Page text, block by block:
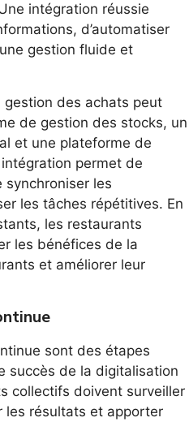
intégration réussie
d’automatiser
gestion fluide et
gestion des achats peut
de gestion des stocks, un
et une plateforme de
permet de
synchroniser les
les tâches répétitives. En
les restaurants
les bénéfices de la
et améliorer leur
sont des étapes
succès de la digitalisation
collectifs doivent surveiller
les résultats et apporter